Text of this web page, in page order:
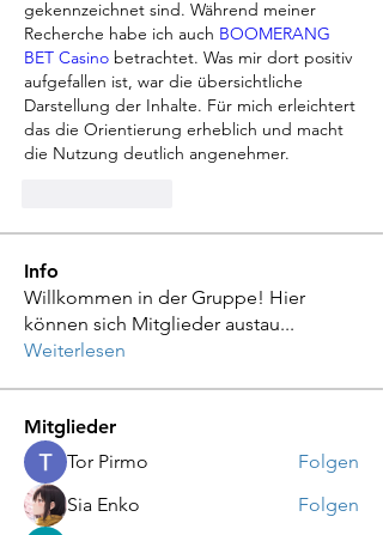
gekennzeichnet sind. Während meiner
Recherche habe ich auch BOOMERANG
BET Casino betrachtet. Was mir dort positiv
aufgefallen ist, war die übersichtliche
Darstellung der Inhalte. Für mich erleichtert
das die Orientierung erheblich und macht
die Nutzung deutlich angenehmer.
Info
Willkommen in der Gruppe! Hier
können sich Mitglieder austau...
Weiterlesen
Mitglieder
Tor Pirmo
Folgen
Sia Enko
Folgen